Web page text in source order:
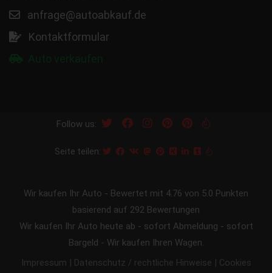
anfrage@autoabkauf.de
Kontaktformular
Follow us:
Seite teilen:
Wir kaufen Ihr Auto - Bewertet mit 4.76 von 5.0 Punkten
basierend auf 292 Bewertungen
Wir kaufen Ihr Auto heute ab - sofort Abmeldung - sofort
Bargeld - Wir kaufen Ihren Wagen.
Impressum | Datenschutz / rechtliche Hinweise | Cookies